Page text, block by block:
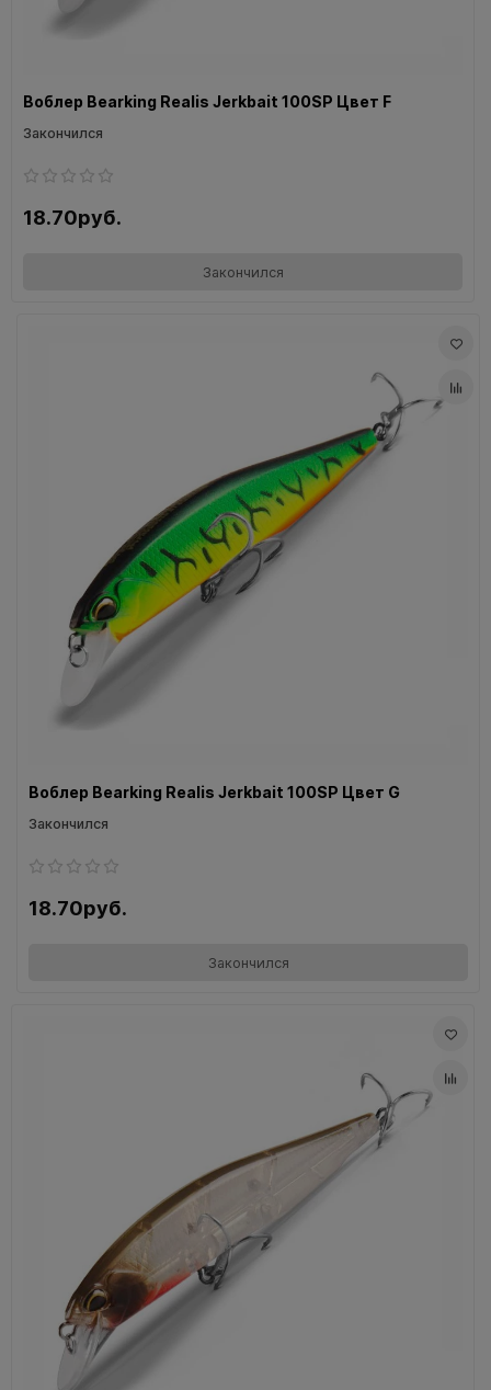
Воблер Bearking Realis Jerkbait 100SP Цвет F
Закончился
18.70руб.
Закончился
Воблер Bearking Realis Jerkbait 100SP Цвет G
Закончился
18.70руб.
Закончился